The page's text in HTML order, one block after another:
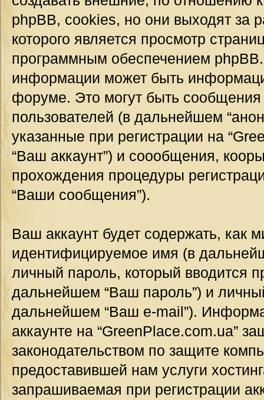
phpBB, cookies, но они выходят за
которого является просмотр
программным обеспечением
информации может быть
форуме. Это могут быть сообщения
пользователей (в дальнейшем
указанные при регистрации на
“Ваш аккаунт”) и соообщения,
прохождения процедуры
“Ваши сообщения”).
Ваш аккаунт будет содержать, как
идентифицируемое имя (в
личный пароль, который вводится
дальнейшем “Ваш пароль”) и
дальнейшем “Ваш e-mail”).
аккаунте на “GreenPlace.com.ua”
законодательством по защите
предоставившей нам услуги
запрашиваемая при регистрации